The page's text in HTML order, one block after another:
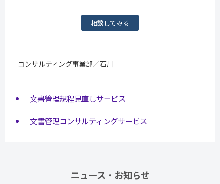
相談してみる
コンサルティング事業部／石川
文書管理規程見直しサービス
文書管理コンサルティングサービス
ニュース・お知らせ